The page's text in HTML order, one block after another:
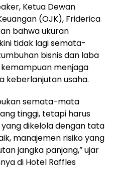
Ketua Dewan
(OJK), Friderica
bahwa ukuran
tidak lagi semata-
bisnis dan laba
menjaga
keberlanjutan usaha.
semata-mata
tinggi, tetapi harus
dikelola dengan tata
manajemen risiko yang
jangka panjang,” ujar
di Hotel Raffles